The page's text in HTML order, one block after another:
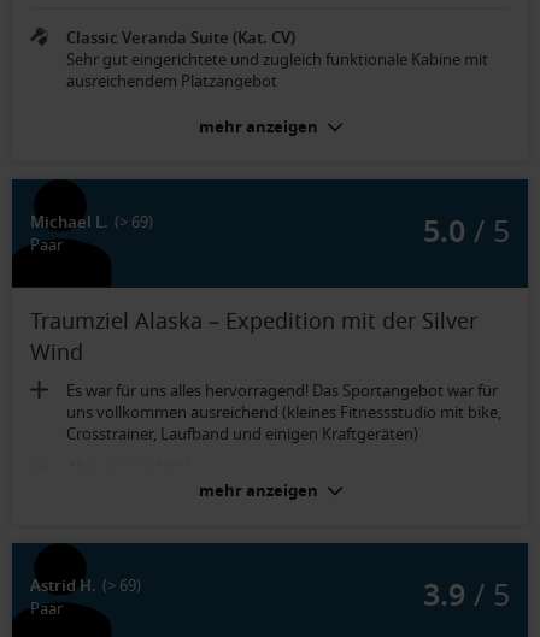
Classic Veranda Suite (Kat. CV)
Sehr gut eingerichtete und zugleich funktionale Kabine mit
ausreichendem Platzangebot
mehr anzeigen
Michael L. (> 69)
Paar
5.0 / 5
Traumziel Alaska – Expedition mit der Silver
Wind
Es war für uns alles hervorragend! Das Sportangebot war für
uns vollkommen ausreichend (kleines Fitnessstudio mit bike,
Crosstrainer, Laufband und einigen Kraftgeräten)
Großes Badezimmer, begehbarer Kleiderschrank,
differenzierte Beleuchtung, hochwertige Produkte im
Badezimmer (Shampoo etc.)
mehr anzeigen
Astrid H. (> 69)
Paar
3.9 / 5